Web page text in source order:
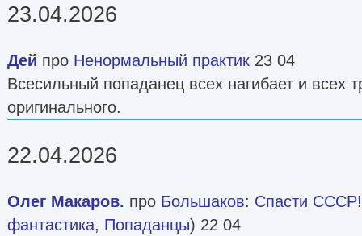
23.04.2026
Дей про Ненормальный практик 23 04
Всесильный попаданец всех нагибает и всех
оригинального.
22.04.2026
Олег Макаров. про Большаков: Спасти
фантастика, Попаданцы) 22 04